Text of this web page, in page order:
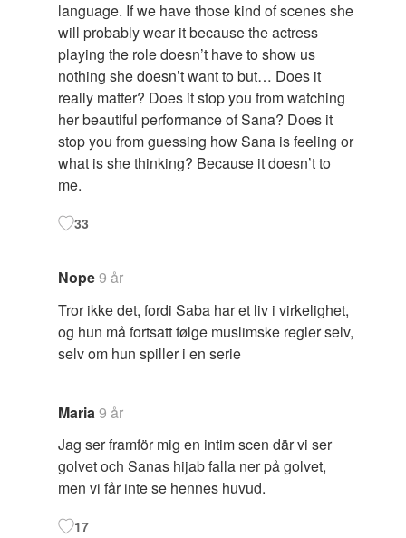
language. If we have those kind of scenes she
will probably wear it because the actress
playing the role doesn’t have to show us
nothing she doesn’t want to but… Does it
really matter? Does it stop you from watching
her beautiful performance of Sana? Does it
stop you from guessing how Sana is feeling or
what is she thinking? Because it doesn’t to
me.
33
Nope9 år
Tror ikke det, fordi Saba har et liv i virkelighet,
og hun må fortsatt følge muslimske regler selv,
selv om hun spiller i en serie
Maria 9 år
Jag ser framför mig en intim scen där vi ser
golvet och Sanas hijab falla ner på golvet,
men vi får inte se hennes huvud.
17